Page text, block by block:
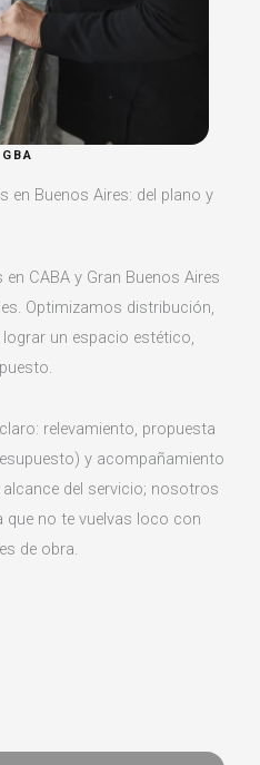
en Buenos Aires: del plano y
CABA y Gran Buenos Aires
Optimizamos distribución,
un espacio estético,
relevamiento, propuesta
y acompañamiento
del servicio; nosotros
no te vuelvas loco con
de obra.